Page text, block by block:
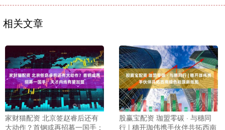
相关文章
家财猫配资 北京签赵睿后还有
大动作？首钢或再招募一国手：
股赢宝配资 珈盟零碳 · 与穗同
行 | 穗开珈伟携手伙伴共拓西南